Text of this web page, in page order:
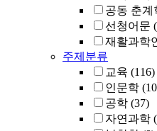
공동 춘계
선청어문
재활과학
주제분류
교육 (116)
인문학
공학 (37)
자연과학